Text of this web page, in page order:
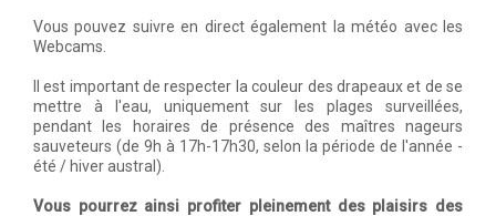
Vous pouvez suivre en direct également la météo avec les
Webcams.
Il est important de respecter la couleur des drapeaux et de se
mettre à l'eau, uniquement sur les plages surveillées,
pendant les horaires de présence des maîtres nageurs
sauveteurs (de 9h à 17h-17h30, selon la période de l'année -
été / hiver austral).
Vous pourrez ainsi profiter pleinement des plaisirs des